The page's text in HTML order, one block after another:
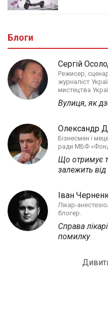
Блоги
Сергій
Режисер,
журналіст
мистецтва
Вулиця, як
Олександр
Бізнесмен і
ради МБФ
Що отримує
залежить від
Іван
Лікар-
блогер.
Справа
помилку